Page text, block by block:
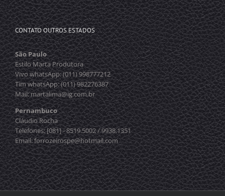
CONTATO OUTROS ESTADOS
São Paulo
Estilo Marta Produtora
Vivo whatsApp: (011) 998777212
Tim whatsApp: (011) 982276387
Mail: martalima@ig.com.br
Pernambuco
Cláudio Rocha
Telefones: [081] - 8519.5002 / 9938.1351
Email: forrozeirospe@hotmail.com